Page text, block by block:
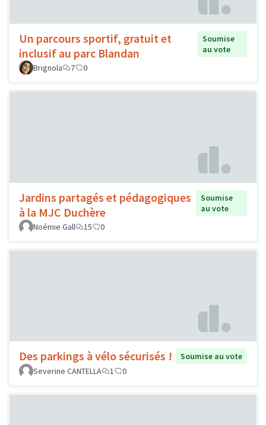
Un parcours sportif, gratuit et
inclusif au parc Blandan
Soumise
au vote
Brignola
7 0
Jardins partagés et pédagogiques
à la MJC Duchère
Soumise
au vote
Noémie Gall
15 0
Des parkings à vélo sécurisés !
Soumise au vote
Severine CANTELLA
1 0